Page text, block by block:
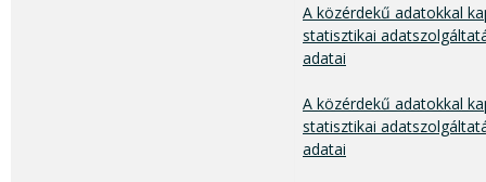
A közérdekű adatokkal
statisztikai
adatai
A közérdekű adatokkal
statisztikai
adatai